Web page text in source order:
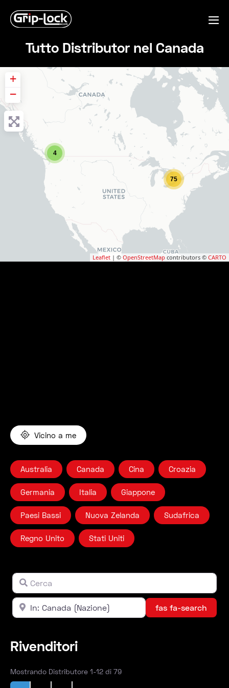
Tutto Distributor nel Canada
4
75
+
−
Leaflet | © OpenStreetMap contributors © CARTO
Vicino a me
Australia Canada Cina Croazia
Germania Italia Giappone
Paesi Bassi Nuova Zelanda Sudafrica
Regno Unito Stati Uniti
CercaCampo libero
VicinoCampo libero fas fa-searchfas
Rivenditori
Mostrando Distributore 1-12 di 79